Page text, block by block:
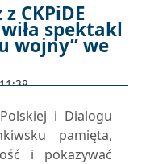
CKPiDE
spektakl
wojny” we
i Dialogu
pamięta,
i pokazywać